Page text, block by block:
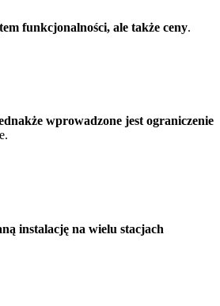
funkcjonalności, ale także ceny.
wprowadzone jest ograniczenie
instalację na wielu stacjach